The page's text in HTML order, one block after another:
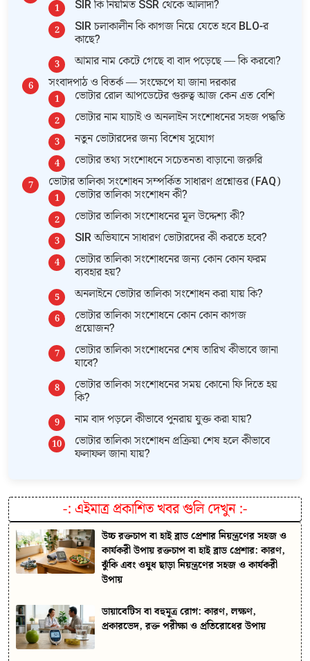
SIR কি নিয়মিত SSR থেকে আলাদা?
SIR চলাকালীন কি কাগজ নিয়ে যেতে হবে BLO-র
কাছে?
আমার নাম কেটে গেছে বা বাদ পড়েছে — কি করবো?
সংবাদপাঠ ও বিতর্ক — সংক্ষেপে যা জানা দরকার
ভোটার রোল আপডেটের গুরুত্ব আজ কেন এত বেশি
ভোটার নাম যাচাই ও অনলাইন সংশোধনের সহজ পদ্ধতি
নতুন ভোটারদের জন্য বিশেষ সুযোগ
ভোটার তথ্য সংশোধনে সচেতনতা বাড়ানো জরুরি
ভোটার তালিকা সংশোধন সম্পর্কিত সাধারণ প্রশ্নোত্তর (FAQ)
ভোটার তালিকা সংশোধন কী?
ভোটার তালিকা সংশোধনের মূল উদ্দেশ্য কী?
SIR অভিযানে সাধারণ ভোটারদের কী করতে হবে?
ভোটার তালিকা সংশোধনের জন্য কোন কোন ফরম
ব্যবহার হয়?
অনলাইনে ভোটার তালিকা সংশোধন করা যায় কি?
ভোটার তালিকা সংশোধনে কোন কোন কাগজ
প্রয়োজন?
ভোটার তালিকা সংশোধনের শেষ তারিখ কীভাবে জানা
যাবে?
ভোটার তালিকা সংশোধনের সময় কোনো ফি দিতে হয়
কি?
নাম বাদ পড়লে কীভাবে পুনরায় যুক্ত করা যায়?
ভোটার তালিকা সংশোধন প্রক্রিয়া শেষ হলে কীভাবে
ফলাফল জানা যায়?
-: এইমাত্র প্রকাশিত খবর গুলি দেখুন:-
উচ্চ রক্তচাপ বা হাই ব্লাড প্রেশার নিয়ন্ত্রণের সহজ ও
কার্যকরী উপায় রক্তচাপ বা হাই ব্লাড প্রেশার: কারণ,
ঝুঁকি এবং ওষুধ ছাড়া নিয়ন্ত্রণের সহজ ও কার্যকরী
উপায়
ডায়াবেটিস বা বহুমূত্র রোগ: কারণ, লক্ষণ,
প্রকারভেদ, রক্ত পরীক্ষা ও প্রতিরোধের উপায়